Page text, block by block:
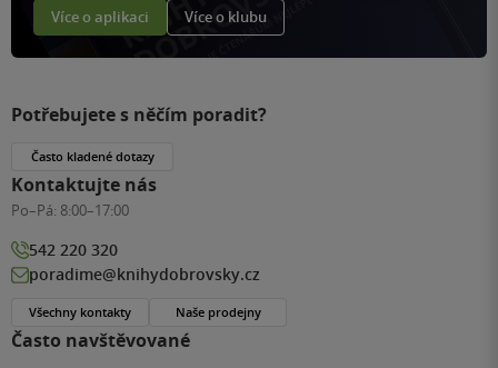
Více o aplikaci Více o klubu
Často navštěvované
Potřebujete s něčím poradit?
Často kladené dotazy
Kontaktujte nás
Po–Pá: 8:00–17:00
542 220 320
poradime@knihydobrovsky.cz
Všechny kontakty Naše prodejny